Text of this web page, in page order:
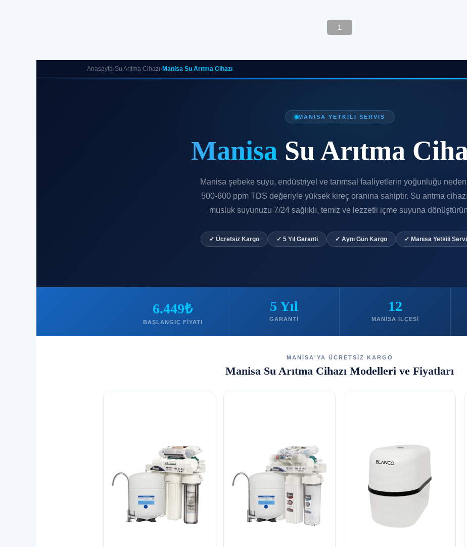
1
Anasayfa›Su Arıtma Cihazı›Manisa Su Arıtma Cihazı
MANISA YETKILI SERVIS
Manisa Su Arıtma
Manisa şebeke suyu, endüstriyel ve tarımsal faaliyetlerin yoğunluğu
500-600 ppm TDS değeriyle yüksek kireç oranına sahiptir. Su arıtma
musluk suyunuzu 7/24 sağlıklı, temiz ve lezzetli içme suyuna
✓ Ücretsiz Kargo ✓ 5 Yıl Garanti ✓ Aynı Gün Kargo ✓ Manisa Yetkili
6.449₺
BAŞLANGIÇ FIYATI
5 Yıl
GARANTI
12
MANISA İLÇESI
MANİSA'YA ÜCRETSİZ KARGO
Manisa Su Arıtma Cihazı Modelleri ve Fiyatları